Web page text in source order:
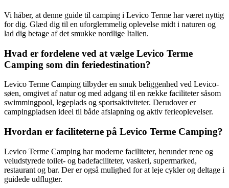
Vi håber, at denne guide til camping i Levico Terme har været nyttig
for dig. Glæd dig til en uforglemmelig oplevelse midt i naturen og
lad dig betage af det smukke nordlige Italien.
Hvad er fordelene ved at vælge Levico Terme
Camping som din feriedestination?
Levico Terme Camping tilbyder en smuk beliggenhed ved Levico-
søen, omgivet af natur og med adgang til en række faciliteter såsom
swimmingpool, legeplads og sportsaktiviteter. Derudover er
campingpladsen ideel til både afslapning og aktiv ferieoplevelser.
Hvordan er faciliteterne på Levico Terme Camping?
Levico Terme Camping har moderne faciliteter, herunder rene og
veludstyrede toilet- og badefaciliteter, vaskeri, supermarked,
restaurant og bar. Der er også mulighed for at leje cykler og deltage i
guidede udflugter.